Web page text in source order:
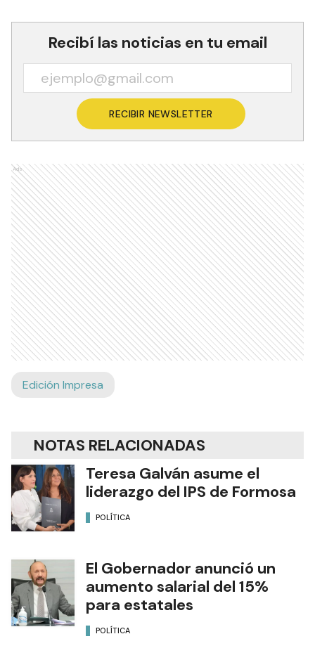
Recibí las noticias en tu email
RECIBIR NEWSLETTER
Ads
Edición Impresa
NOTAS RELACIONADAS
Teresa Galván asume el
liderazgo del IPS de Formosa
POLÍTICA
El Gobernador anunció un
aumento salarial del 15%
para estatales
POLÍTICA